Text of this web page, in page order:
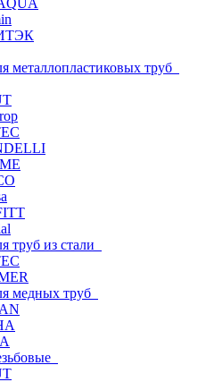
металлопластиковых труб
труб из стали
медных труб